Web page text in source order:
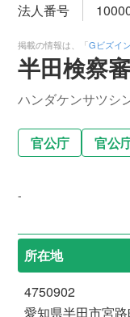
法人番号
掲載の情報は、「Gビズイ
半田検察
ハンダケンサツシ
官公庁 官公
-
所在地
4750902
愛知県半田市宮